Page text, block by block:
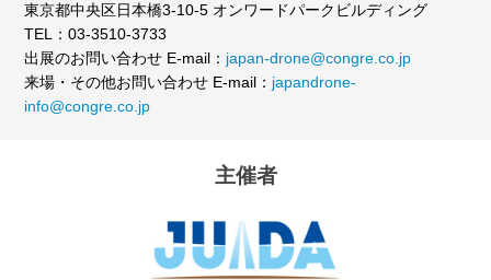
東京都中央区日本橋3-10-5 オンワードパークビルディング
TEL：03-3510-3733
出展のお問い合わせ E-mail： japan-drone@congre.co.jp
来場・その他お問い合わせ E-mail： japandrone-
info@congre.co.jp
主催者